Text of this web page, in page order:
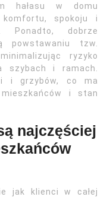
hałasu w domu
spokoju i
Ponadto, dobrze
powstawaniu tzw.
ryzyko
szybach i ramach.
i grzybów, co ma
i stan
najczęściej
jak klienci w całej